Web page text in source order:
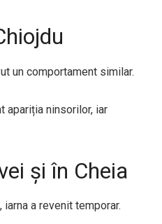
un comportament similar.
apariția ninsorilor, iar
și în Cheia
a revenit temporar.